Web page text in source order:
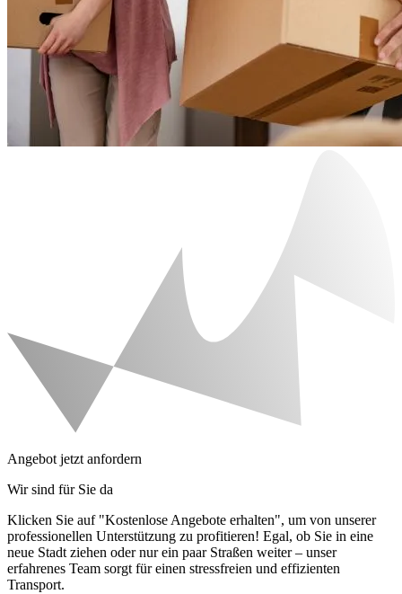
Angebot jetzt anfordern
Wir sind für Sie da
Klicken Sie auf "Kostenlose Angebote erhalten", um von unserer
professionellen Unterstützung zu profitieren! Egal, ob Sie in eine
neue Stadt ziehen oder nur ein paar Straßen weiter – unser
erfahrenes Team sorgt für einen stressfreien und effizienten
Transport.